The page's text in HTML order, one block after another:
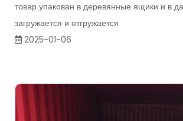
товар упакован в деревянные ящики и в
загружается и отгружается
2025-01-06